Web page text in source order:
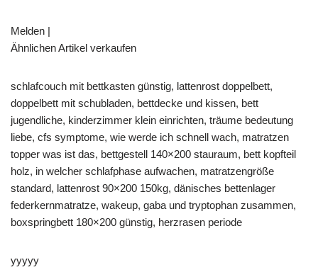
Melden |
Ähnlichen Artikel verkaufen
schlafcouch mit bettkasten günstig, lattenrost doppelbett,
doppelbett mit schubladen, bettdecke und kissen, bett
jugendliche, kinderzimmer klein einrichten, träume bedeutung
liebe, cfs symptome, wie werde ich schnell wach, matratzen
topper was ist das, bettgestell 140×200 stauraum, bett kopfteil
holz, in welcher schlafphase aufwachen, matratzengröße
standard, lattenrost 90×200 150kg, dänisches bettenlager
federkernmatratze, wakeup, gaba und tryptophan zusammen,
boxspringbett 180×200 günstig, herzrasen periode
yyyyy